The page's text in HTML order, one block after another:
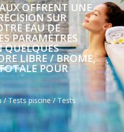
OFFRENT UNE
SUR
EAU DE
PARAMÈTRES
LIBRE / BROME,
POUR
/Tests piscine / Tests